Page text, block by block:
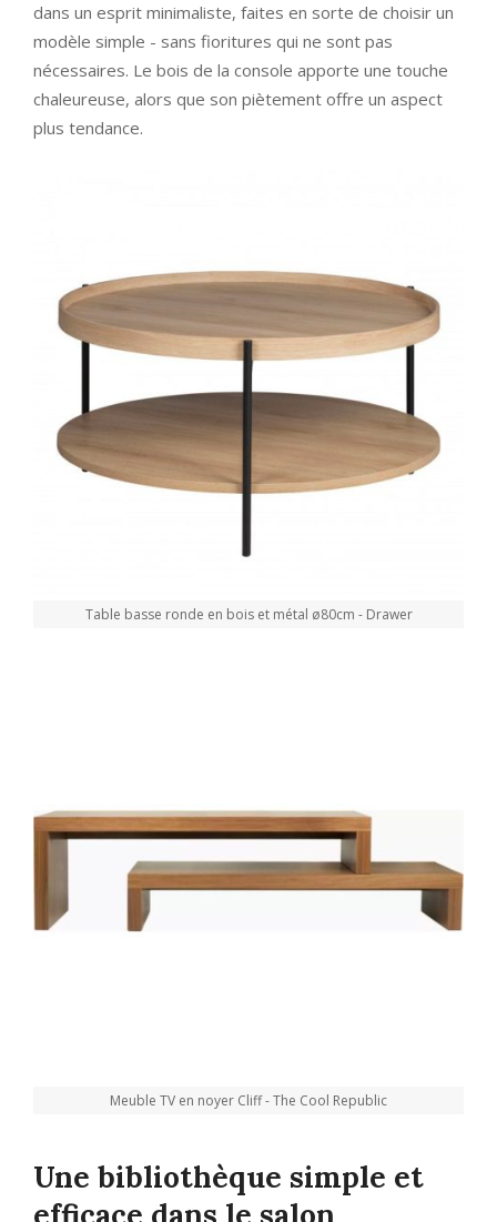
dans un esprit minimaliste, faites en sorte de choisir un
modèle simple - sans fioritures qui ne sont pas
nécessaires. Le bois de la console apporte une touche
chaleureuse, alors que son piètement offre un aspect
plus tendance.
Table basse ronde en bois et métal ø80cm - Drawer
Meuble TV en noyer Cliff - The Cool Republic
Une bibliothèque simple et